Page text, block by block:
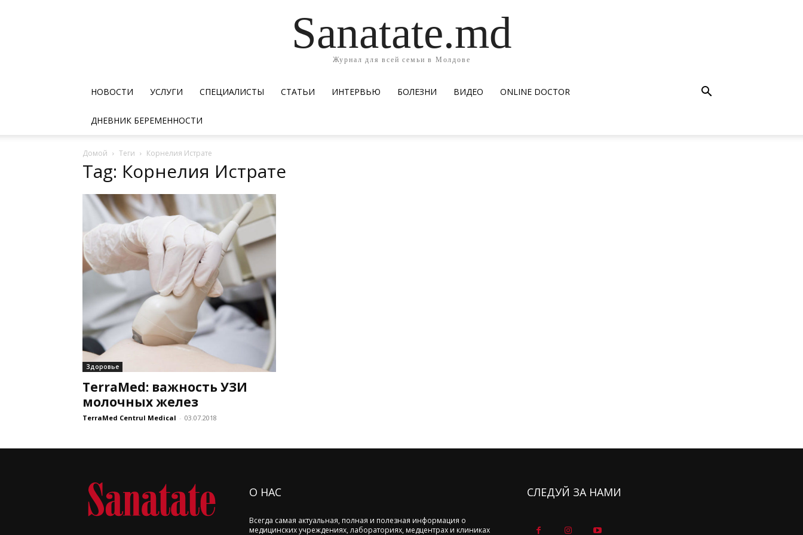
Sanatate.md
Журнал для всей семьи в Молдове
НОВОСТИ УСЛУГИ СПЕЦИАЛИСТЫ СТАТЬИ ИНТЕРВЬЮ БОЛЕЗНИ ВИДЕО ОNLINE DOCTOR
ДНЕВНИК БЕРЕМЕННОСТИ
Домой Теги Корнелия Истрате
Tag: Корнелия Истрате
Здоровье
TerraMed: важность УЗИ
молочных желез
TerraMed Centrul Medical - 03.07.2018
О НАС
Всегда самая актуальная, полная и полезная информация о
медицинских учреждениях, лабораториях, медцентрах и клиниках
СЛЕДУЙ ЗА НАМИ